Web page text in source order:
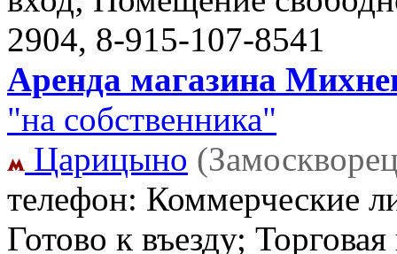
2904, 8-915-107-8541
Аренда магазина
"на собственника"
Царицыно
телефон: Коммерческие
Готово к въезду;